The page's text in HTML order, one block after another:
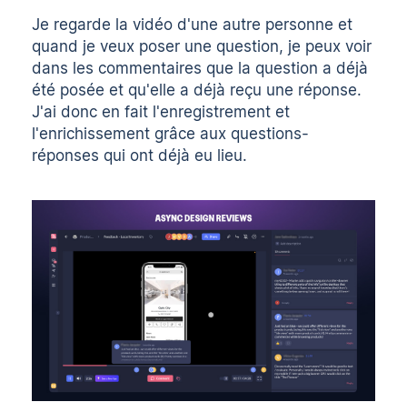
Je regarde la vidéo d'une autre personne et
quand je veux poser une question, je peux voir
dans les commentaires que la question a déjà
été posée et qu'elle a déjà reçu une réponse.
J'ai donc en fait l'enregistrement et
l'enrichissement grâce aux questions-
réponses qui ont déjà eu lieu.